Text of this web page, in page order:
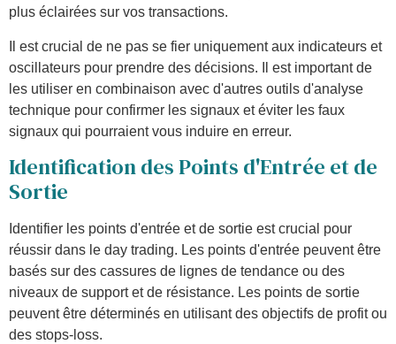
plus éclairées sur vos transactions.
Il est crucial de ne pas se fier uniquement aux indicateurs et
oscillateurs pour prendre des décisions. Il est important de
les utiliser en combinaison avec d'autres outils d'analyse
technique pour confirmer les signaux et éviter les faux
signaux qui pourraient vous induire en erreur.
Identification des Points d'Entrée et de
Sortie
Identifier les points d'entrée et de sortie est crucial pour
réussir dans le day trading. Les points d'entrée peuvent être
basés sur des cassures de lignes de tendance ou des
niveaux de support et de résistance. Les points de sortie
peuvent être déterminés en utilisant des objectifs de profit ou
des stops-loss.